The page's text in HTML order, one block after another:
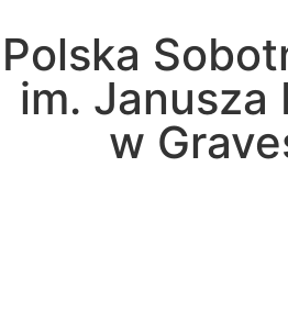
Polska
im. Janusza
w